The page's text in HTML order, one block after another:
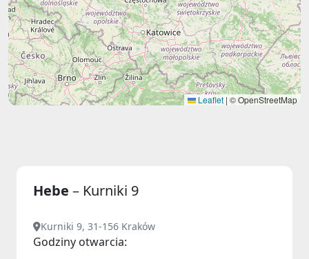
Leaflet | © OpenStreetMap
Hebe – Kurniki 9
Kurniki 9, 31-156 Kraków
Godziny otwarcia: